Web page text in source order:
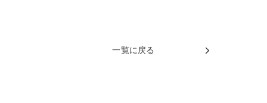
一覧に戻る